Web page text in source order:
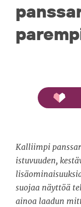
Kalliimpi
istuvuuden,
suojaa näyttöä
ainoa laadun